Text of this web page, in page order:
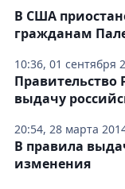
10:36, 01 сентября
В США
гражданам
20:54, 28 марта
Правительство
выдачу
В правила
изменения